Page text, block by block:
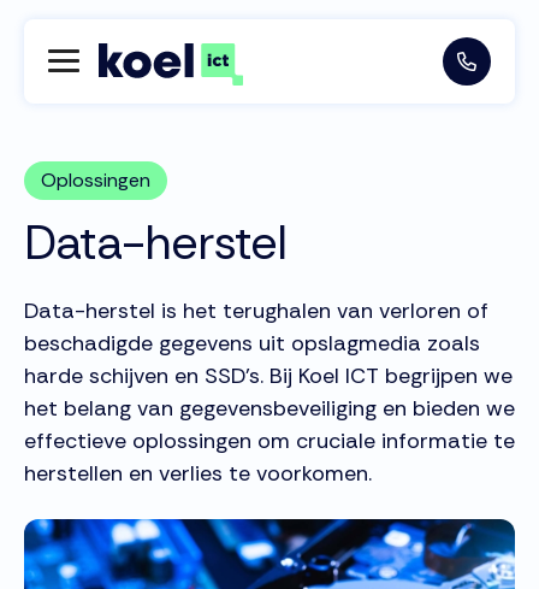
Oplossingen
Data-herstel
Data-herstel is het terughalen van verloren of
beschadigde gegevens uit opslagmedia zoals
harde schijven en SSD's. Bij Koel ICT begrijpen we
het belang van gegevensbeveiliging en bieden we
effectieve oplossingen om cruciale informatie te
herstellen en verlies te voorkomen.